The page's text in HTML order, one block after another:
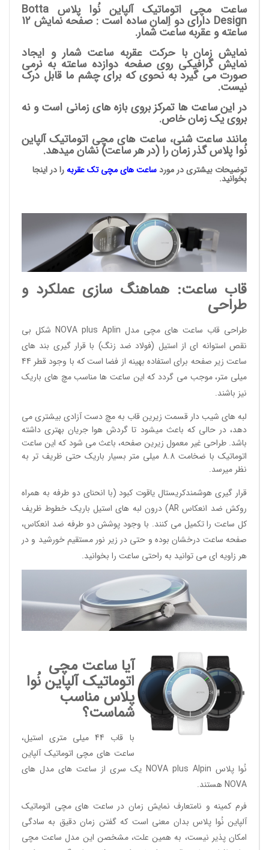
ساعت مچی اتوماتیک آلپاین نُوا پلاس Botta
Design دارای دو اِلمان ساده است : صفحه نمایش 12
ساعته و عقربه ساعت شمار.
نمایش زمان با حرکت عقربه ساعت شمار و ایجاد
نمایش گرافیکی روی صفحه دوازده ساعته به نرمی
صورت می گیرد به نحوی که برای چشم ما قابل درک
نیست.
در این ساعت ها تمرکز بروی بازه های زمانی است و نه
بروی یک زمان خاص.
مانند ساعت شنی، ساعت های مچی اتوماتیک آلپاین
نُوا پلاس گذر زمان را (در هر ساعت) نشان میدهد.
توضیحات بیشتری در موردساعت های مچی تک عقربهرا در اینجا
بخوانید.
قاب ساعت: هماهنگ سازی عملکرد و
طراحی
طراحی قاب ساعت های مچی مدل NOVA plus Aplin شکل بی
نقص استوانه ای از استیل (فولاد ضد زنگ) با قرار گیری بند های
ساعت زیر صفحه برای استفاده بهینه از فضا است که با وجود قطر 44
میلی متر، موجب می گردد که این ساعت ها مناسب مچ های باریک
نیز باشند.
لبه های شیب دار قسمت زیرین قاب به مچ دست آزادی بیشتری می
دهد، در حالی که باعث میشود تا گردش هوا جریان بهتری داشته
باشد. طراحی غیر معمول زیرین صفحه، باعث می شود که این ساعت
اتوماتیک با ضخامت 8.8 میلی متر بسیار باریک حتی ظریف تر به
نظر میرسد.
قرار گیری هوشمندکریستال یاقوت کبود (با انحنای دو طرفه به همراه
روکش ضد انعکاس AR) درون لبه های استیل باریک خطوط ظریف
کل ساعت را تکمیل می کنند. با وجود پوشش دو طرفه ضد انعکاس،
صفحه ساعت درخشان بوده و حتی در زیر نور مستقیم خورشید و در
هر زاویه ای می توانید به راحتی ساعت را بخوانید.
آیا ساعت مچی
اتوماتیک آلپاین نُوا
پلاس مناسب
شماست؟
با قاب 44 میلی متری استیل،
ساعت های مچی اتوماتیک آلپاین
نُوا پلاس NOVA plus Alpin یک سری از ساعت های مدل های
NOVA هستند.
فرم کمینه و نامتعارف نمایش زمان در ساعت های مچی اتوماتیک
آلپاین نُوا پلاس بدان معنی است که گفتن زمان دقیق به سادگی
امکان پذیر نیست، به همین علت، مشخصن این مدل ساعت مچی